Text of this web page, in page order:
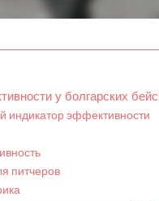
у болгарских
индикатор эффективности
питчеров